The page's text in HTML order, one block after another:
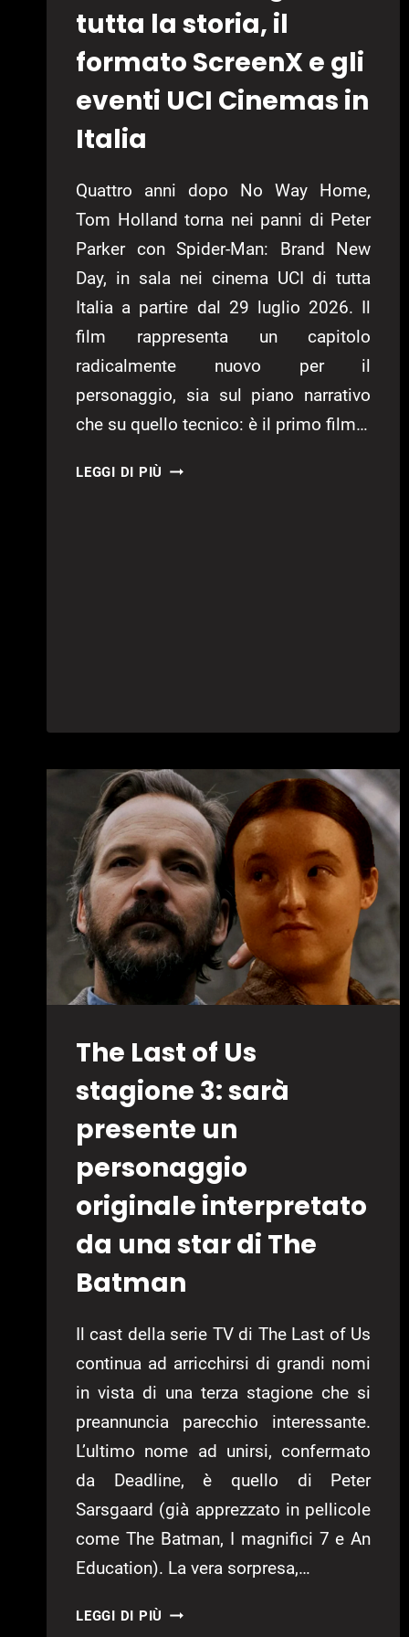
tutta la storia, il
formato ScreenX e gli
eventi UCI Cinemas in
Italia
Quattro anni dopo No Way Home,
Tom Holland torna nei panni di Peter
Parker con Spider-Man: Brand New
Day, in sala nei cinema UCI di tutta
Italia a partire dal 29 luglio 2026. Il
film rappresenta un capitolo
radicalmente nuovo per il
personaggio, sia sul piano narrativo
che su quello tecnico: è il primo film…
LEGGI DI PIÙ SPIDER-
IL
FORMATO
SCREENX
E
GLI
EVENTI
UCI
CINEMAS
IN
ITALIA
The Last of Us
stagione 3: sarà
presente un
personaggio
originale interpretato
da una star di The
Batman
Il cast della serie TV di The Last of Us
continua ad arricchirsi di grandi nomi
in vista di una terza stagione che si
preannuncia parecchio interessante.
L’ultimo nome ad unirsi, confermato
da Deadline, è quello di Peter
Sarsgaard (già apprezzato in pellicole
come The Batman, I magnifici 7 e An
Education). La vera sorpresa,…
LEGGI DI PIÙ THE